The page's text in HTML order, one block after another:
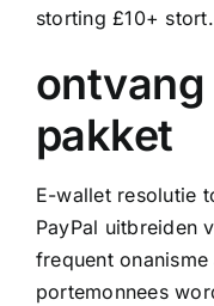
storting £10+ stort.
ontvang
pakket
E-wallet resolutie
PayPal uitbreiden
frequent
portemonnees